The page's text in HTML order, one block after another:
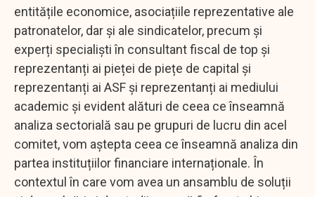
entitățile economice, asociațiile reprezentative ale
patronatelor, dar și ale sindicatelor, precum și
experți specialiști în consultant fiscal de top și
reprezentanți ai pieței de piețe de capital și
reprezentanți ai ASF și reprezentanți ai mediului
academic și evident alături de ceea ce înseamnă
analiza sectorială sau pe grupuri de lucru din acel
comitet, vom aștepta ceea ce înseamnă analiza din
partea instituțiilor financiare internaționale. În
contextul în care vom avea un ansamblu de soluții